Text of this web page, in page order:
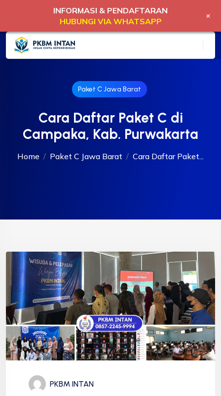
Paket C Jawa Barat
Cara Daftar Paket C di
Campaka, Kab. Purwakarta
Home Paket C Jawa Barat Cara Daftar Paket...
PKBM INTAN
INFORMASI & PENDAFTARAN
HUBUNGI VIA WHATSAPP
+